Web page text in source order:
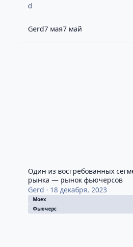
Gerd7 мая7 май
Один из востребованных
рынка — рынок фьючерсов
Gerd · 18 декабря, 2023
Moex
Фьючерс